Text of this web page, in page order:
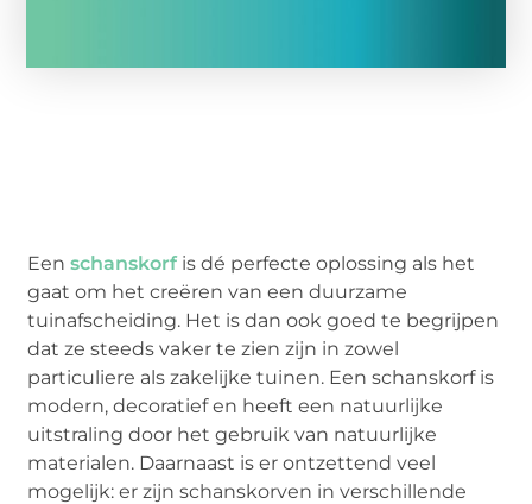
Eenschanskorfis dé perfecte oplossing als het
gaat om het creëren van een duurzame
tuinafscheiding. Het is dan ook goed te begrijpen
dat ze steeds vaker te zien zijn in zowel
particuliere als zakelijke tuinen. Een schanskorf is
modern, decoratief en heeft een natuurlijke
uitstraling door het gebruik van natuurlijke
materialen. Daarnaast is er ontzettend veel
mogelijk: er zijn schanskorven in verschillende